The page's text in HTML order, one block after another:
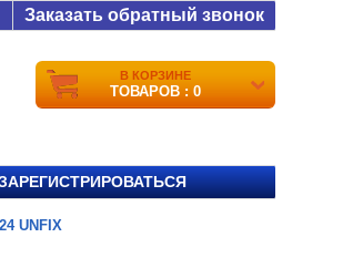
Заказать обратный звонок
В КОРЗИНЕ
ТОВАРОВ : 0
UNFIX